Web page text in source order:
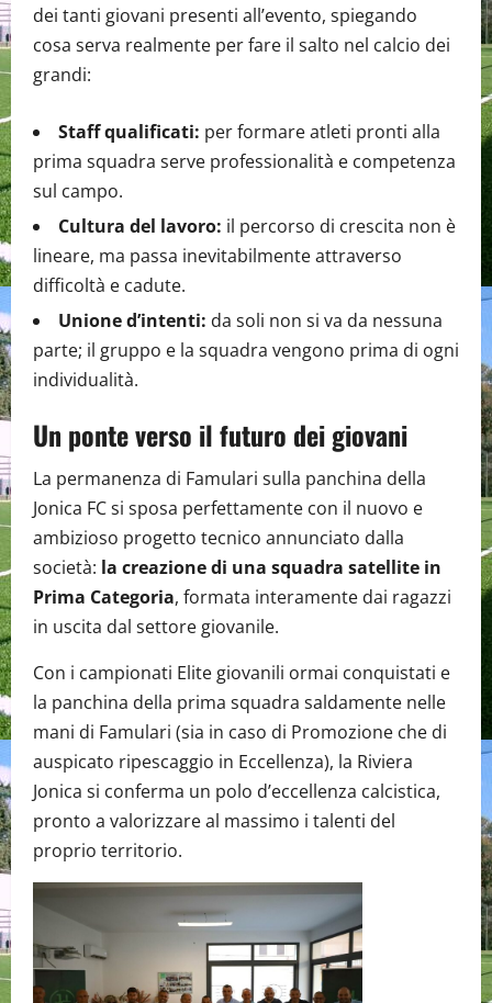
dei tanti giovani presenti all’evento, spiegando
cosa serva realmente per fare il salto nel calcio dei
grandi:
Staff qualificati: per formare atleti pronti alla
prima squadra serve professionalità e competenza
sul campo.
Cultura del lavoro: il percorso di crescita non è
lineare, ma passa inevitabilmente attraverso
difficoltà e cadute.
Unione d’intenti: da soli non si va da nessuna
parte; il gruppo e la squadra vengono prima di ogni
individualità.
Un ponte verso il futuro dei giovani
La permanenza di Famulari sulla panchina della
Jonica FC si sposa perfettamente con il nuovo e
ambizioso progetto tecnico annunciato dalla
società: la creazione di una squadra satellite in
Prima Categoria, formata interamente dai ragazzi
in uscita dal settore giovanile.
Con i campionati Elite giovanili ormai conquistati e
la panchina della prima squadra saldamente nelle
mani di Famulari (sia in caso di Promozione che di
auspicato ripescaggio in Eccellenza), la Riviera
Jonica si conferma un polo d’eccellenza calcistica,
pronto a valorizzare al massimo i talenti del
proprio territorio.